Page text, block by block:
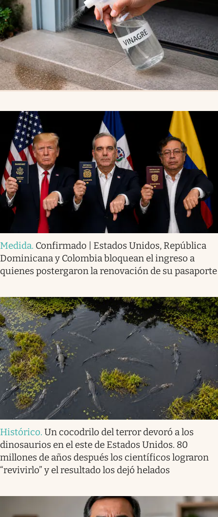
Medida. Confirmado | Estados Unidos, República
Dominicana y Colombia bloquean el ingreso a
quienes postergaron la renovación de su pasaporte
Histórico. Un cocodrilo del terror devoró a los
dinosaurios en el este de Estados Unidos. 80
millones de años después los científicos lograron
“revivirlo” y el resultado los dejó helados